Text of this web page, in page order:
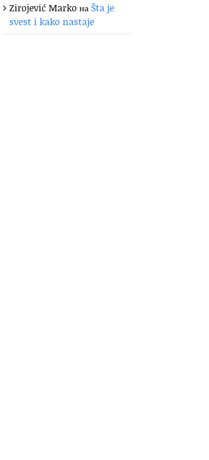
Zirojević Marko на Šta je
svest i kako nastaje